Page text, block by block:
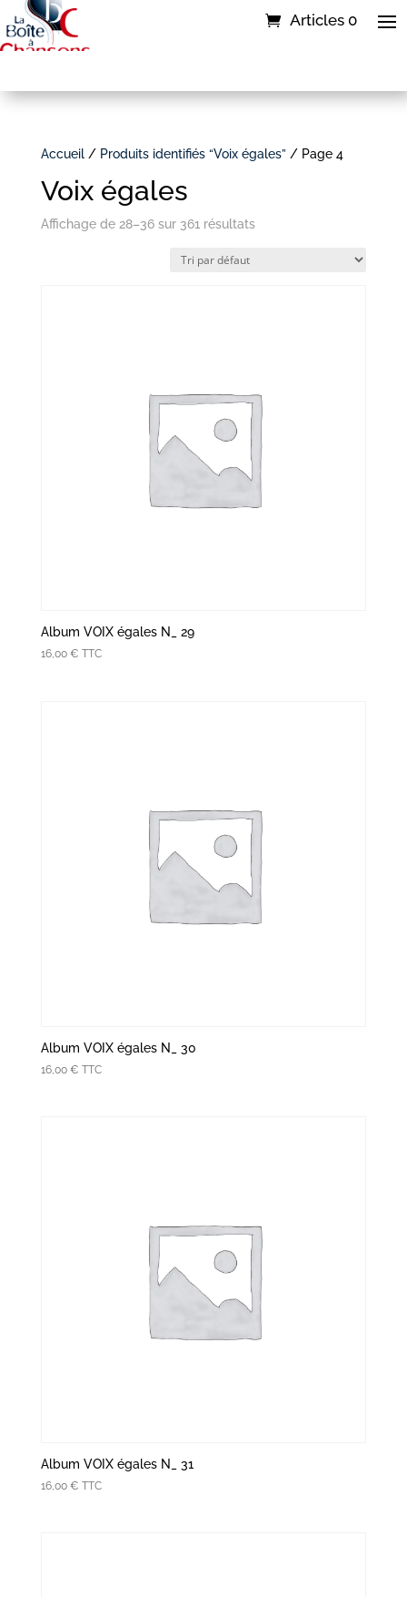
Articles 0
Accueil/ Produits identifiés “Voix égales” / Page 4
Voix égales
Affichage de 28–36 sur 361 résultats
Album VOIX égales N_ 29
16,00 € TTC
Album VOIX égales N_ 30
16,00 € TTC
Album VOIX égales N_ 31
16,00 € TTC